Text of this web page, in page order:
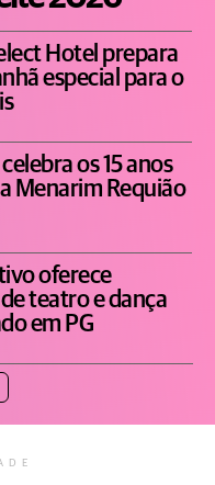
Hotel prepara
especial para o
os 15 anos
Menarim Requião
oferece
teatro e dança
em PG